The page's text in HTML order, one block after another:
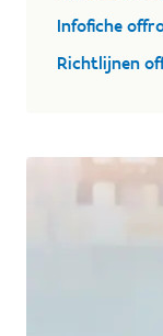
Infofiche
Richtlijnen